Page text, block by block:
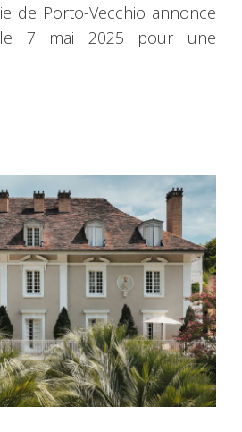
de Porto-Vecchio annonce
7 mai 2025 pour une